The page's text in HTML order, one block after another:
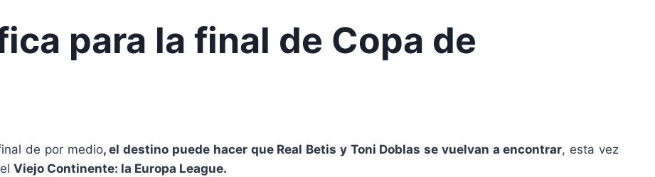
para la final de Copa de
de por medio, el destino puede hacer que Real Betis y Toni Doblas se vuelvan a encontrar, esta vez
Viejo Continente: la Europa League.